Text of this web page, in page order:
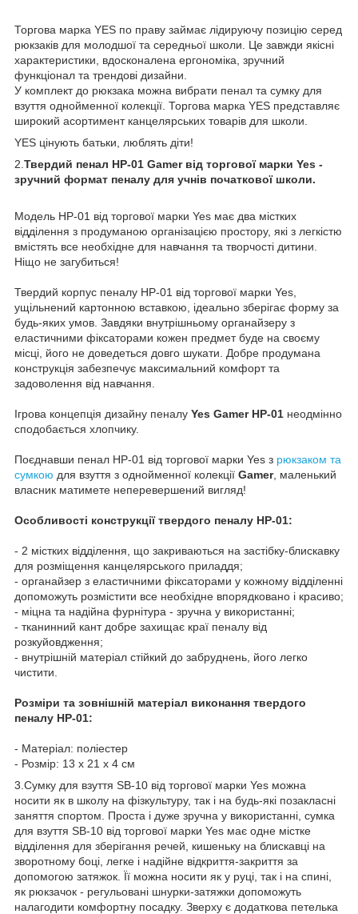
Торгова марка YES по праву займає лідируючу позицію серед
рюкзаків для молодшої та середньої школи. Це завжди якісні
характеристики, вдосконалена ергономіка, зручний
функціонал та трендові дизайни.
У комплект до рюкзака можна вибрати пенал та сумку для
взуття однойменної колекції. Торгова марка YES представляє
широкий асортимент канцелярських товарів для школи.
YES цінують батьки, люблять діти!
2. Твердий пенал HP-01 Gamer від торгової марки Yes -
зручний формат пеналу для учнів початкової школи.
Модель HP-01 від торгової марки Yes має два містких
відділення з продуманою організацією простору, які з легкістю
вмістять все необхідне для навчання та творчості дитини.
Ніщо не загубиться!
Твердий корпус пеналу HP-01 від торгової марки Yes,
ущільнений картонною вставкою, ідеально зберігає форму за
будь-яких умов. Завдяки внутрішньому органайзеру з
еластичними фіксаторами кожен предмет буде на своєму
місці, його не доведеться довго шукати. Добре продумана
конструкція забезпечує максимальний комфорт та
задоволення від навчання.
Ігрова концепція дизайну пеналу Yes Gamer HP-01 неодмінно
сподобається хлопчику.
Поєднавши пенал HP-01 від торгової марки Yes з рюкзаком та
сумкою для взуття з однойменної колекції Gamer, маленький
власник матимете неперевершений вигляд!
Особливості конструкції твердого пеналу HP-01:
- 2 містких відділення, що закриваються на застібку-блискавку
для розміщення канцелярського приладдя;
- органайзер з еластичними фіксаторами у кожному відділенні
допоможуть розмістити все необхідне впорядковано і красиво;
- міцна та надійна фурнітура - зручна у використанні;
- тканинний кант добре захищає краї пеналу від
розкуйовдження;
- внутрішній матеріал стійкий до забруднень, його легко
чистити.
Розміри та зовнішній матеріал виконання твердого
пеналу HP-01:
- Матеріал: поліестер
- Розмір: 13 х 21 х 4 см
3.Сумку для взуття SB-10 від торгової марки Yes можна
носити як в школу на фізкультуру, так і на будь-які позакласні
заняття спортом. Проста і дуже зручна у використанні, сумка
для взуття SB-10 від торгової марки Yes має одне містке
відділення для зберігання речей, кишеньку на блискавці на
зворотному боці, легке і надійне відкриття-закриття за
допомогою затяжок. Її можна носити як у руці, так і на спині,
як рюкзачок - регульовані шнурки-затяжки допоможуть
налагодити комфортну посадку. Зверху є додаткова петелька